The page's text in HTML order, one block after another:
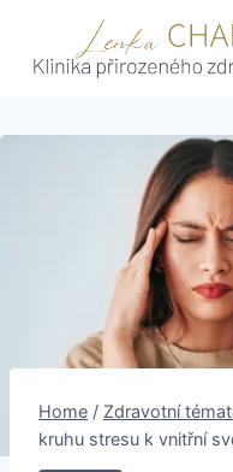
content
Home / Zdravotní
kruhu stresu k vnitřní